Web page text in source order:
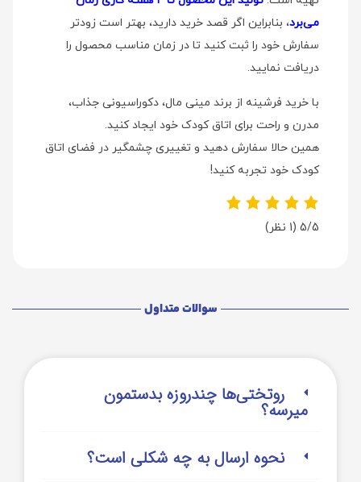
می‌برد، بنابراین اگر قصد خرید دارید، بهتر است زودتر
سفارش خود را ثبت کنید تا در زمان مناسب محصول را
دریافت نمایید.
با خرید فرشینه از برند مینی‌ مال، دکوراسیونی جذاب،
مدرن و راحت برای اتاق کودک خود ایجاد کنید.
همین حالا سفارش دهید و تغییری چشمگیر در فضای اتاق
کودک خود تجربه کنید!
5/5 (1 نظر)
سوالات متداول
روتختی‌‌ها چندروزه بدستمون
میرسه؟
نحوه ارسال به چه شکلی است؟